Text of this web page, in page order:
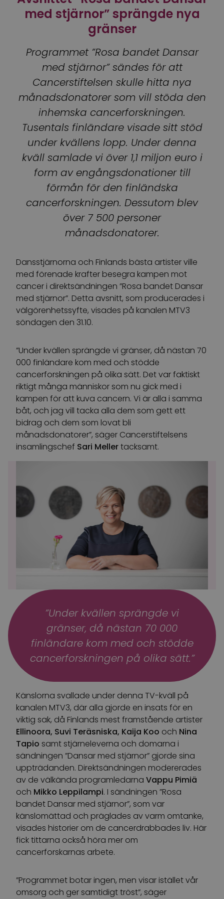
med stjärnor” sprängde nya
gränser
Programmet ”Rosa bandet Dansar
med stjärnor” sändes för att
Cancerstiftelsen skulle hitta nya
månadsdonatorer som vill stöda den
inhemska cancerforskningen.
Tusentals finländare visade sitt stöd
under kvällens lopp. Under denna
kväll samlade vi över 1,1 miljon euro i
form av engångsdonationer till
förmån för den finländska
cancerforskningen. Dessutom blev
över 7 500 personer
månadsdonatorer.
Dansstjärnorna och Finlands bästa artister ville
med förenade krafter besegra kampen mot
cancer i direktsändningen ”Rosa bandet Dansar
med stjärnor”. Detta avsnitt, som producerades i
välgörenhetssyfte, visades på kanalen MTV3
söndagen den 31.10.
”Under kvällen sprängde vi gränser, då nästan 70
000 finländare kom med och stödde
cancerforskningen på olika sätt. Det var faktiskt
riktigt många människor som nu gick med i
kampen för att kuva cancern. Vi är alla i samma
båt, och jag vill tacka alla dem som gett ett
bidrag och dem som lovat bli
månadsdonatorer”, säger Cancerstiftelsens
insamlingschef Sari Mellertacksamt.
”Under kvällen sprängde vi
gränser, då nästan 70 000
finländare kom med och stödde
cancerforskningen på olika sätt.”
Känslorna svallade under denna TV-kväll på
kanalen MTV3, där alla gjorde en insats för en
viktig sak, då Finlands mest framstående artister
Ellinoora, Suvi Teräsniska, Kaija Koo och Nina
Tapio samt stjärneleverna och domarna i
sändningen ”Dansar med stjärnor” gjorde sina
uppträdanden. Direktsändningen modererades
av de välkända programledarna Vappu Pimiä
och Mikko Leppilampi. I sändningen ”Rosa
bandet Dansar med stjärnor”, som var
känslomättad och präglades av varm omtanke,
visades historier om de cancerdrabbades liv. Här
fick tittarna också höra mer om
cancerforskarnas arbete.
”Programmet botar ingen, men visar istället vår
omsorg och ger samtidigt tröst”, säger